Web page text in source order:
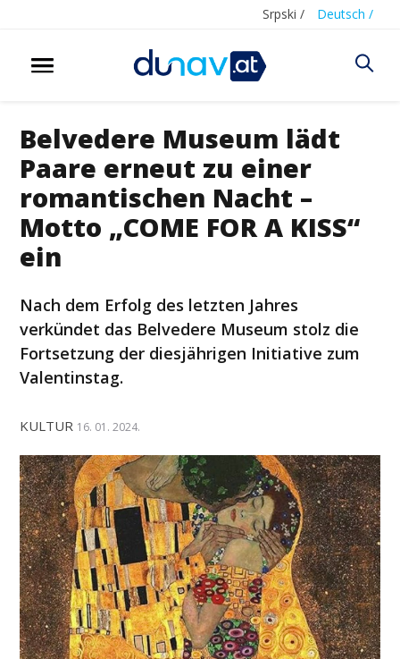
Srpski / Deutsch /
Belvedere Museum lädt
Paare erneut zu einer
romantischen Nacht –
Motto „COME FOR A KISS“
ein
Nach dem Erfolg des letzten Jahres
verkündet das Belvedere Museum stolz die
Fortsetzung der diesjährigen Initiative zum
Valentinstag.
KULTUR 16. 01. 2024.